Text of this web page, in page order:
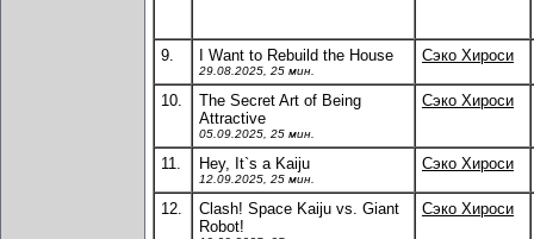
9. I Want to Rebuild the House
29.08.2025, 25 мин.
Сэко Хироси
10.
The Secret Art of Being
Attractive
05.09.2025, 25 мин.
Сэко Хироси
11. Hey, It`s a Kaiju
12.09.2025, 25 мин.
Сэко Хироси
12.
Clash! Space Kaiju vs. Giant
Robot!
Сэко Хироси